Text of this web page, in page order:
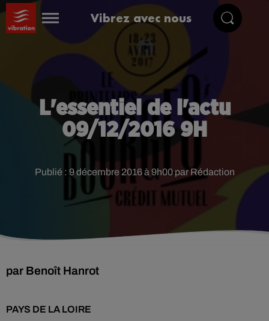
Vibrez avec nous
L'essentiel de l'actu
09/12/2016 9H
Publié : 9 décembre 2016 à 9h00 par Rédaction
par Benoît Hanrot
PAYS DE LA LOIRE